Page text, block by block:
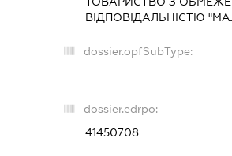
ВІДПОВІДАЛЬНІСТЮ
dossier.opfSubType:
-
dossier.edrpo:
41450708